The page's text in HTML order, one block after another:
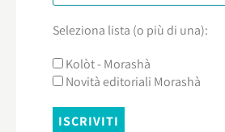
Seleziona lista (o più di una):
Kolòt - Morashà
Novità editoriali Morashà